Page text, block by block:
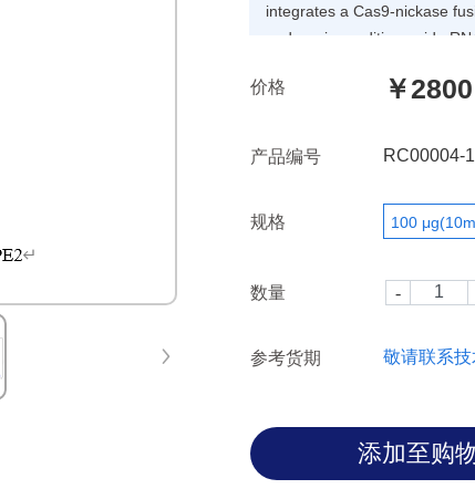
integrates a Cas9-nickase
and a prime-editing guide
editing technology, offering
价格 ￥2800
产品编号 RC00004-
规格 100
数量
参考货期 敬请联系